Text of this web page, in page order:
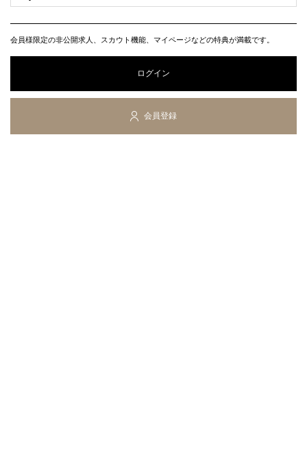
会員様限定の非公開求人、スカウト機能、マイページなどの特典が満載です。
ログイン
会員登録